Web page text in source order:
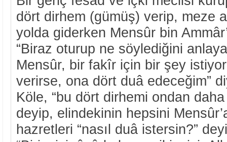
dört dirhem (gümüş) verip, meze
yolda giderken Mensûr bin
“Biraz oturup ne söylediğini
Mensûr, bir fakîr için bir şey
verirse, ona dört duâ edeceğim”
Köle, “bu dört dirhemi ondan
deyip, elindekinin hepsini
hazretleri “nasıl duâ istersin?”